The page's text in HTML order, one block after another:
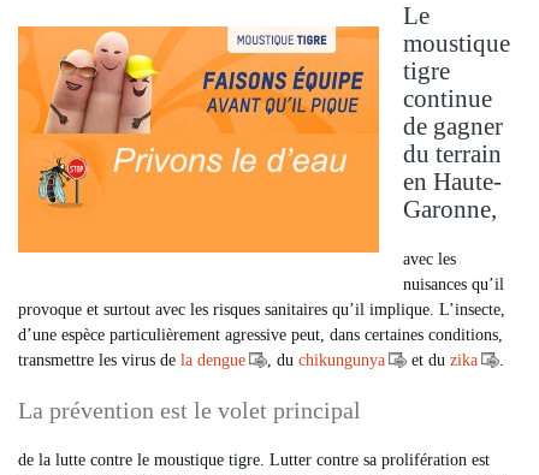
Le
moustique
tigre
continue
de gagner
du terrain
en Haute-
Garonne,
avec les
nuisances qu’il
provoque et surtout avec les risques sanitaires qu’il implique. L’insecte,
d’une espèce particulièrement agressive peut, dans certaines conditions,
transmettre les virus de la dengue , du chikungunya et du zika .
La prévention est le volet principal
de la lutte contre le moustique tigre. Lutter contre sa prolifération est